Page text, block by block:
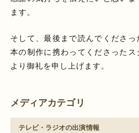
ます。
そして、最後まで読んでくださ
本の制作に携わってくださった
より御礼を申し上げます。
メディアカテゴリ
テレビ・ラジオの出演情報